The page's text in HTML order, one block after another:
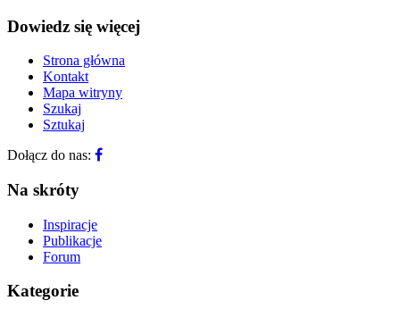
Dowiedz się więcej
Strona główna
Kontakt
Mapa witryny
Szukaj
Sztukaj
Dołącz do nas:
Na skróty
Inspiracje
Publikacje
Forum
Kategorie